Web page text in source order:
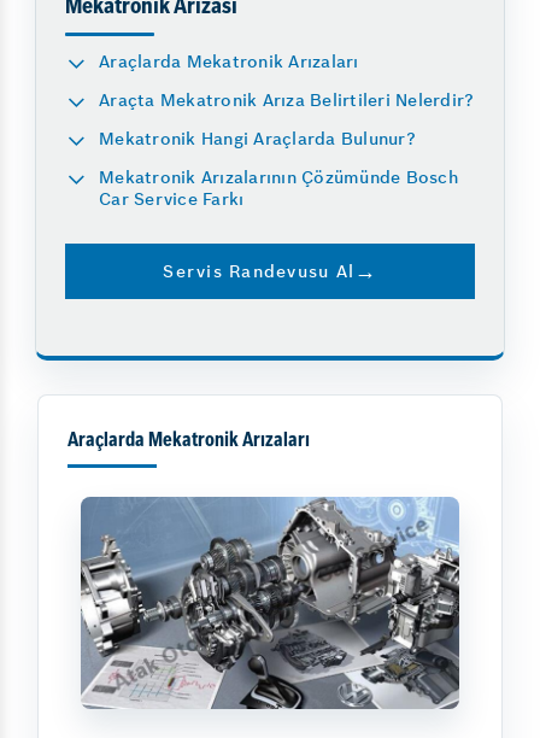
Mekatronik Arızası
Araçlarda Mekatronik Arızaları
Araçta Mekatronik Arıza Belirtileri Nelerdir?
Mekatronik Hangi Araçlarda Bulunur?
Mekatronik Arızalarının Çözümünde Bosch
Car Service Farkı
Servis Randevusu Al
Araçlarda Mekatronik Arızaları